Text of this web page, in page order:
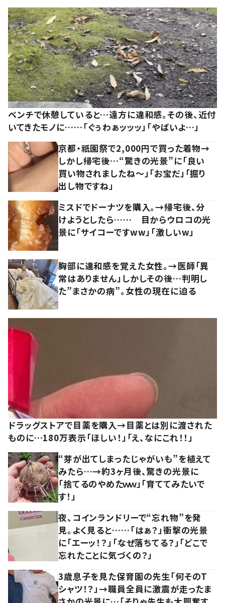
ベンチで休憩していると…遠方に違和感。その後、近付
いてきたモノに……「ぐぅわぁッッッ」「やばいよ…」
京都・祇園祭で2,000円で買った着物→
しかし帰宅後…“驚きの光景”に「良い
買い物されましたね～」「お宝だ」「掘り
出し物ですね」
ミスドでドーナツを購入。→帰宅後、分
けようとしたら…… 目からウロコの光
景に「サイコーですww」「激しいw」
胸部に違和感を覚えた女性。→医師「異
常はありません」しかしその後…判明し
た”まさかの病”。女性の現在に迫る
ドラッグストアで目薬を購入→目薬とは別に渡された
ものに…180万表示「ほしい！」「え、なにこれ！！」
“芽が出てしまったじゃがいも”を植えて
みたら…→約3ヶ月後、驚きの光景に
「捨てるのやめたｗｗ」「育ててみたいで
す！」
夜、コインランドリーで“忘れ物”を発
見。よく見ると……「はぁ？」衝撃の光景
に「エーッ！？」「なぜ落ちてる？」「どこで
忘れたことに気づくの？」
3歳息子を見た保育園の先生「何そのT
シャツ！？」→職員全員に激震が走ったま